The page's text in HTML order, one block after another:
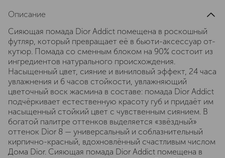
Описание
Сияющая помада Dior Addict помещена в роскошный
футляр, который превращает её в бьюти-аксессуар от-
кутюр. Помада со сменным блоком на 90% состоит из
ингредиентов натурального происхождения.
Насыщенный цвет, сияние и виниловый эффект, 24 часа
увлажнения и 6 часов стойкости, увлажняющий
цветочный воск жасмина в составе: помада Dior Addict
подчёркивает естественную красоту губ и придаёт им
насыщенный стойкий цвет с чувственным сиянием. В
богатой палитре оттенков выделяется «звёздный»
оттенок Dior 8 — универсальный и соблазнительный
кирпично-красный, вдохновлённый счастливым числом
Дома Dior. Сияющая помада Dior Addict помещена в